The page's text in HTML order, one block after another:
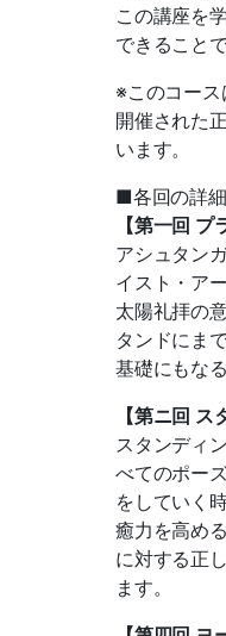
この講座を
できること
※このコー
開催された
います。
■各回の詳細
【第一回
アシュタン
イスト・ア
太陽礼拝の
タンドにま
基礎にもな
【第ニ回
スタンディ
べてのポー
をしていく
癒力を高め
に対する正
ます。